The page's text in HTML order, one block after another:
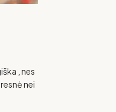
, nes
nei